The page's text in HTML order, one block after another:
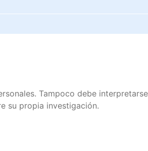
Tampoco debe
su propia investigación.